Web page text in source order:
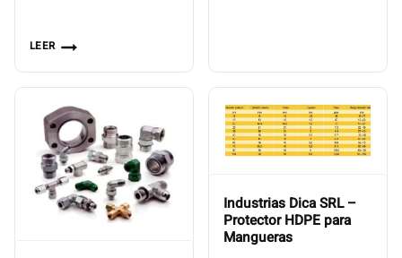
LEER
Industrias Dica SRL –
Protector HDPE para
Mangueras